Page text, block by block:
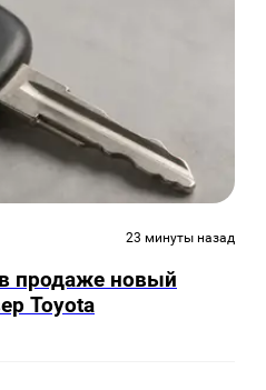
23 минуты назад
продаже новый
Toyota